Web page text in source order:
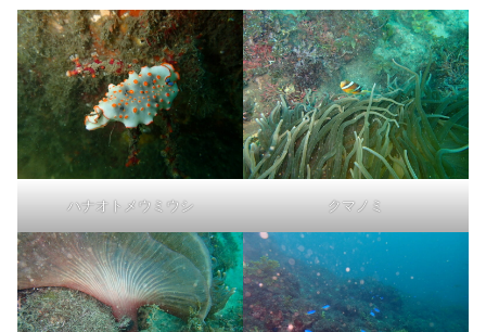
ハナオトメウミウシ クマノミ